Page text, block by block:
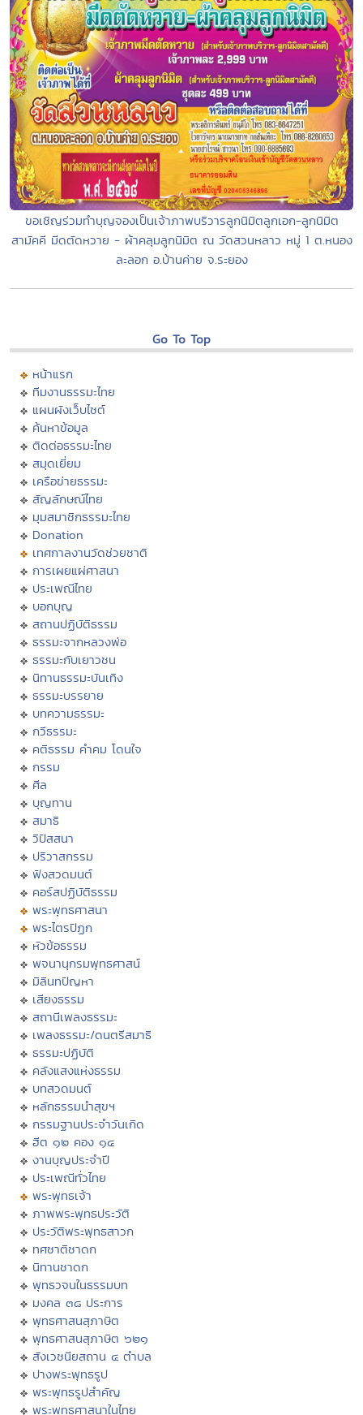
ขอเชิญร่วมทำบุญจองเป็นเจ้าภาพบริวารลูกนิมิตลูกเอก-ลูกนิมิต
สามัคคี มีดตัดหวาย - ผ้าคลุมลูกนิมิต ณ วัดสวนหลาว หมู่ 1 ต.หนอง
ละลอก อ.บ้านค่าย จ.ระยอง
Go To Top
หน้าแรก
ทีมงานธรรมะไทย
แผนผังเว็บไซต์
ค้นหาข้อมูล
ติดต่อธรรมะไทย
สมุดเยี่ยม
เครือข่ายธรรมะ
สัญลักษณ์ไทย
มุมสมาชิกธรรมะไทย
Donation
เทศกาลงานวัดช่วยชาติ
การเผยแผ่ศาสนา
ประเพณีไทย
บอกบุญ
สถานปฏิบัติธรรม
ธรรมะจากหลวงพ่อ
ธรรมะกับเยาวชน
นิทานธรรมะบันเทิง
ธรรมะบรรยาย
บทความธรรมะ
กวีธรรมะ
คติธรรม คำคม โดนใจ
กรรม
ศีล
บุญทาน
สมาธิ
วิปัสสนา
ปริวาสกรรม
ฟังสวดมนต์
คอร์สปฏิบัติธรรม
พระพุทธศาสนา
พระไตรปิฏก
หัวข้อธรรม
พจนานุกรมพุทธศาสน์
มิลินทปัญหา
เสียงธรรม
สถานีเพลงธรรมะ
เพลงธรรมะ/ดนตรีสมาธิ
ธรรมะปฏิบัติ
คลังแสงแห่งธรรม
บทสวดมนต์
หลักธรรมนำสุขฯ
กรรมฐานประจำวันเกิด
ฮีต ๑๒ คอง ๑๔
งานบุญประจำปี
ประเพณีทั่วไทย
พระพุทธเจ้า
ภาพพระพุทธประวัติ
ประวัติพระพุทธสาวก
ทศชาติชาดก
นิทานชาดก
พุทธวจนในธรรมบท
มงคล ๓๘ ประการ
พุทธศาสนสุภาษิต
พุทธศาสนสุภาษิต ๖๒๑
สังเวชนียสถาน ๔ ตำบล
ปางพระพุทธรูป
พระพุทธรูปสำคัญ
พระพุทธศาสนาในไทย